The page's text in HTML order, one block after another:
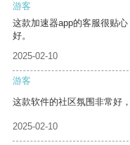
游客
这款加速器app的客服很贴
好。
2025-02-10
游客
这款软件的社区氛围非常好
2025-02-10